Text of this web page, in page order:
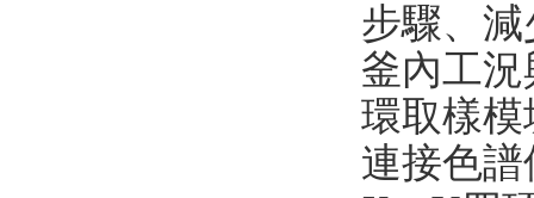
步驟、
釜內工
環取樣
連接色